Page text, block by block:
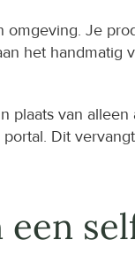
Je
het
van
Dit